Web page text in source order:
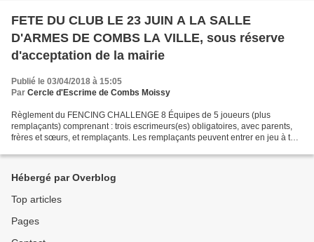
FETE DU CLUB LE 23 JUIN A LA SALLE
D'ARMES DE COMBS LA VILLE, sous réserve
d'acceptation de la mairie
Publié le 03/04/2018 à 15:05
Par Cercle d'Escrime de Combs Moissy
Règlement du FENCING CHALLENGE 8 Équipes de 5 joueurs (plus
remplaçants) comprenant : trois escrimeurs(es) obligatoires, avec parents,
frères et sœurs, et remplaçants. Les remplaçants peuvent entrer en jeu à tout
Hébergé par Overblog
Top articles
Pages